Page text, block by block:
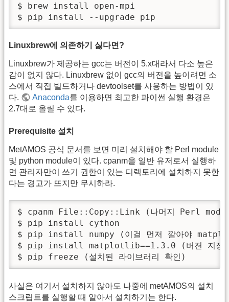
$ brew install open-mpi
$ pip install --upgrade pip
Linuxbrew에 의존하기 싫다면?
Linuxbrew가 제공하는 gcc는 버전이 5.x대라서 다소 높은
감이 없지 않다. Linuxbrew 없이 gcc의 버전을 높이려면 소
스에서 직접 빌드하거나 devtoolset를 사용하는 방법이 있
다.
Anaconda를 이용하면 최고한 파이썬 실행 환경은
2.7대로 올릴 수 있다.
Prerequisite 설치
MetAMOS 공식 문서를 보면 미리 설치해야 할 Perl module
및 python module이 있다. cpanm을 일반 유저로서 실행하
면 관리자만이 쓰기 권한이 있는 디렉토리에 설치하지 못한
다는 경고가 뜨지만 무시하라.
$ cpanm File::Copy::Link (나머지 Perl
$ pip install cython
$ pip install numpy (이걸 먼저 깔아야
$ pip install matplotlib==1.3.0 (버젼 지정하
$ pip freeze (설치된 라이브러리 확인)
사실은 여기서 설치하지 않아도 나중에 metAMOS의 설치
스크립트를 실행할 때 알아서 설치하기는 한다.